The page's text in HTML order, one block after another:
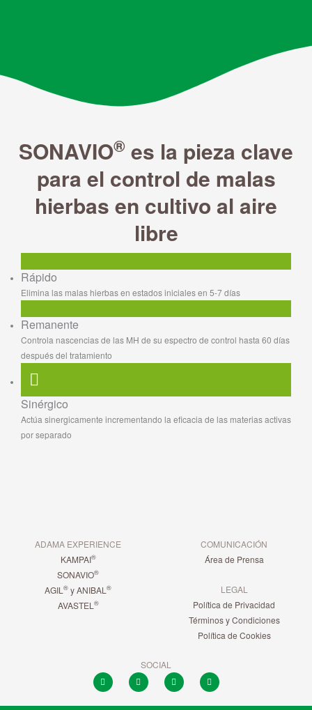
SONAVIO® es la pieza clave
para el control de malas
hierbas en cultivo al aire
libre
Rápido
Elimina las malas hierbas en estados iniciales en 5-7 días
Remanente
Controla nascencias de las MH de su espectro de control hasta 60 días
después del tratamiento
Sinérgico
Actúa sinergicamente incrementando la eficacia de las materias activas
por separado
ADAMA EXPERIENCE
KAMPAI®
SONAVIO®
AGIL ® y ANIBAL ®
AVASTEL ®
COMUNICACIÓN
Área de Prensa
LEGAL
Política de Privacidad
Términos y Condiciones
Política de Cookies
SOCIAL
L
i
T
w
F
a
I
n